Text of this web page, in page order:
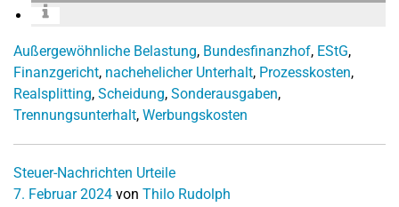
Außergewöhnliche Belastung, Bundesfinanzhof, EStG,
Finanzgericht, nachehelicher Unterhalt, Prozesskosten,
Realsplitting, Scheidung, Sonderausgaben,
Trennungsunterhalt, Werbungskosten
Steuer-Nachrichten Urteile
7. Februar 2024 von Thilo Rudolph